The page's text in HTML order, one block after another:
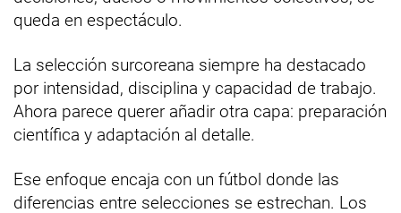
queda en espectáculo.
La selección surcoreana siempre ha destacado
por intensidad, disciplina y capacidad de trabajo.
Ahora parece querer añadir otra capa: preparación
científica y adaptación al detalle.
Ese enfoque encaja con un fútbol donde las
diferencias entre selecciones se estrechan. Los